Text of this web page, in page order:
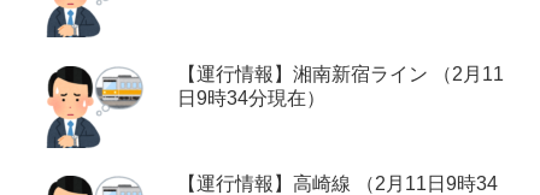
【運行情報】湘南新宿ライン （2月11
日9時34分現在）
【運行情報】高崎線 （2月11日9時34